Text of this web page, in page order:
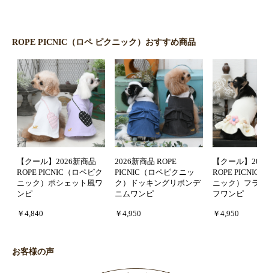
ROPE PICNIC（ロペ ピクニック）おすすめ商品
【クール】2026新商品
ROPE PICNIC（ロペピク
ニック）ポシェット風ワ
ンピ
￥4,840
2026新商品 ROPE
PICNIC（ロペピクニッ
ク）ドッキングリボンデ
ニムワンピ
￥4,950
【クール】
ROPE PICNIC
ニック）フラ
フワンピ
￥4,950
お客様の声